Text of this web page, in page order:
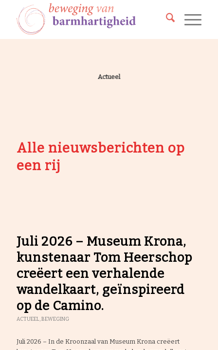
Actueel
Alle nieuwsberichten op
een rij
Juli 2026 – Museum Krona,
kunstenaar Tom Heerschop
creëert een verhalende
wandelkaart, geïnspireerd
op de Camino.
ACTUEEL,BEWEGING
Juli 2026 – In de Kroonzaal van Museum Krona creëert